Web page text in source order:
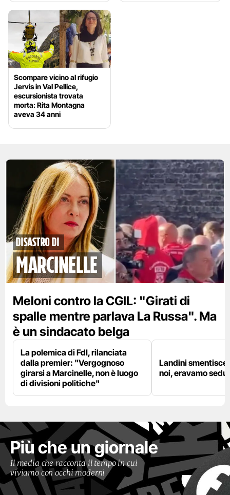
Scompare vicino al rifugio
Jervis in Val Pellice,
escursionista trovata
morta: Rita Montagna
aveva 34 anni
disastro di
marcinelle
Meloni contro la CGIL: "Girati di
spalle mentre parlava La Russa". Ma
è un sindacato belga
La polemica di FdI, rilanciata
dalla premier: "Vergognoso
girarsi a Marcinelle, non è luogo
di divisioni politiche"
Landini
noi, eravamo
Più che un giornale
Il media che racconta il tempo in cui
viviamo con occhi moderni